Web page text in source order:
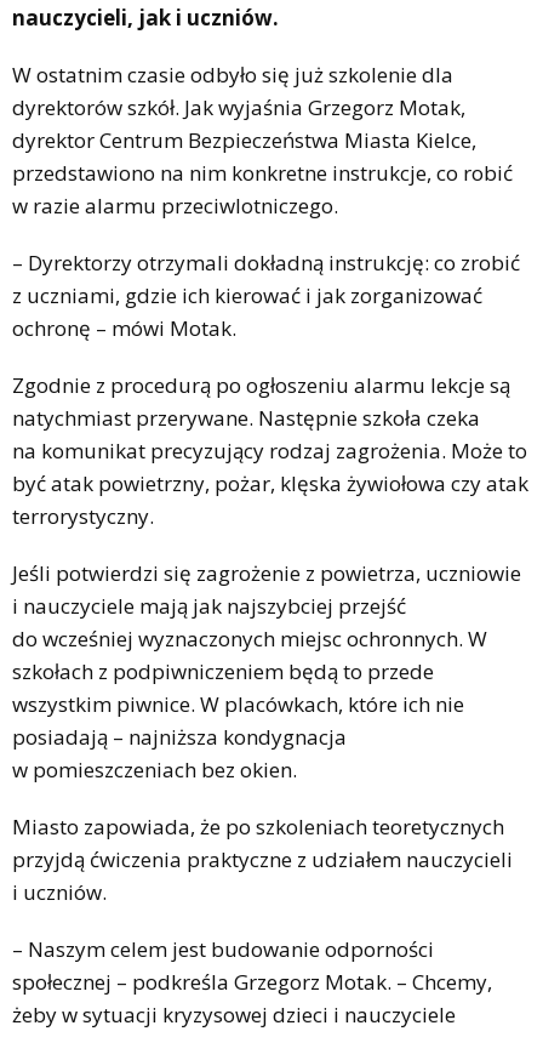
nauczycieli, jak i uczniów.
W ostatnim czasie odbyło się już szkolenie dla
dyrektorów szkół. Jak wyjaśnia Grzegorz Motak,
dyrektor Centrum Bezpieczeństwa Miasta Kielce,
przedstawiono na nim konkretne instrukcje, co robić
w razie alarmu przeciwlotniczego.
– Dyrektorzy otrzymali dokładną instrukcję: co zrobić
z uczniami, gdzie ich kierować i jak zorganizować
ochronę – mówi Motak.
Zgodnie z procedurą po ogłoszeniu alarmu lekcje są
natychmiast przerywane. Następnie szkoła czeka
na komunikat precyzujący rodzaj zagrożenia. Może to
być atak powietrzny, pożar, klęska żywiołowa czy atak
terrorystyczny.
Jeśli potwierdzi się zagrożenie z powietrza, uczniowie
i nauczyciele mają jak najszybciej przejść
do wcześniej wyznaczonych miejsc ochronnych. W
szkołach z podpiwniczeniem będą to przede
wszystkim piwnice. W placówkach, które ich nie
posiadają – najniższa kondygnacja
w pomieszczeniach bez okien.
Miasto zapowiada, że po szkoleniach teoretycznych
przyjdą ćwiczenia praktyczne z udziałem nauczycieli
i uczniów.
– Naszym celem jest budowanie odporności
społecznej – podkreśla Grzegorz Motak. – Chcemy,
żeby w sytuacji kryzysowej dzieci i nauczyciele